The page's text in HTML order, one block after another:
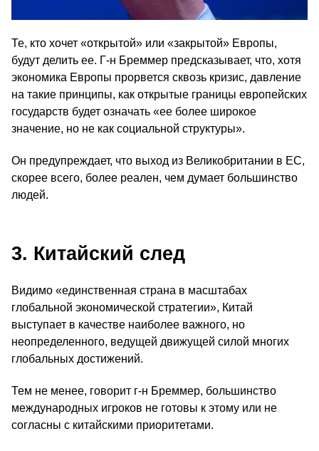
Те, кто хочет «открытой» или «закрытой» Европы,
будут делить ее. Г‑н Бреммер предсказывает, что, хотя
экономика Европы прорвется сквозь кризис, давление
на такие принципы, как открытые границы европейских
государств будет означать «ее более широкое
значение, но не как социальной структуры».
Он предупреждает, что выход из Великобритании в ЕС,
скорее всего, более реален, чем думает большинство
людей.
3. Китайский след
Видимо «единственная страна в масштабах
глобальной экономической стратегии», Китай
выступает в качестве наиболее важного, но
неопределенного, ведущей движущей силой многих
глобальных достижений.
Тем не менее, говорит г‑н Бреммер, большинство
международных игроков не готовы к этому или не
согласны с китайскими приоритетами.